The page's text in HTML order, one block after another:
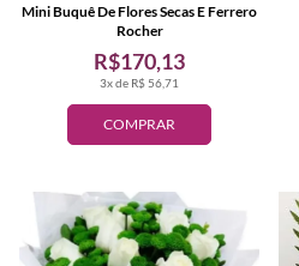
COMPRAR
3x de R$ 56,71
R$170,13
Mini Buquê De Flores Secas E Ferrero
Rocher